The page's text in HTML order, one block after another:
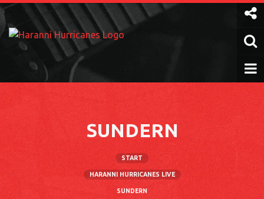
Weiter
zum
Inhalt
SUNDERN
START
HARANNI HURRICANES LIVE
SUNDERN